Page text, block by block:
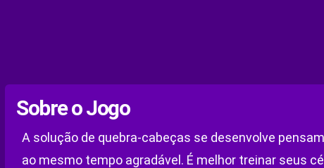
Sobre o Jogo
A solução de quebra-cabeças se desenvolve
ao mesmo tempo agradável. É melhor treinar seus